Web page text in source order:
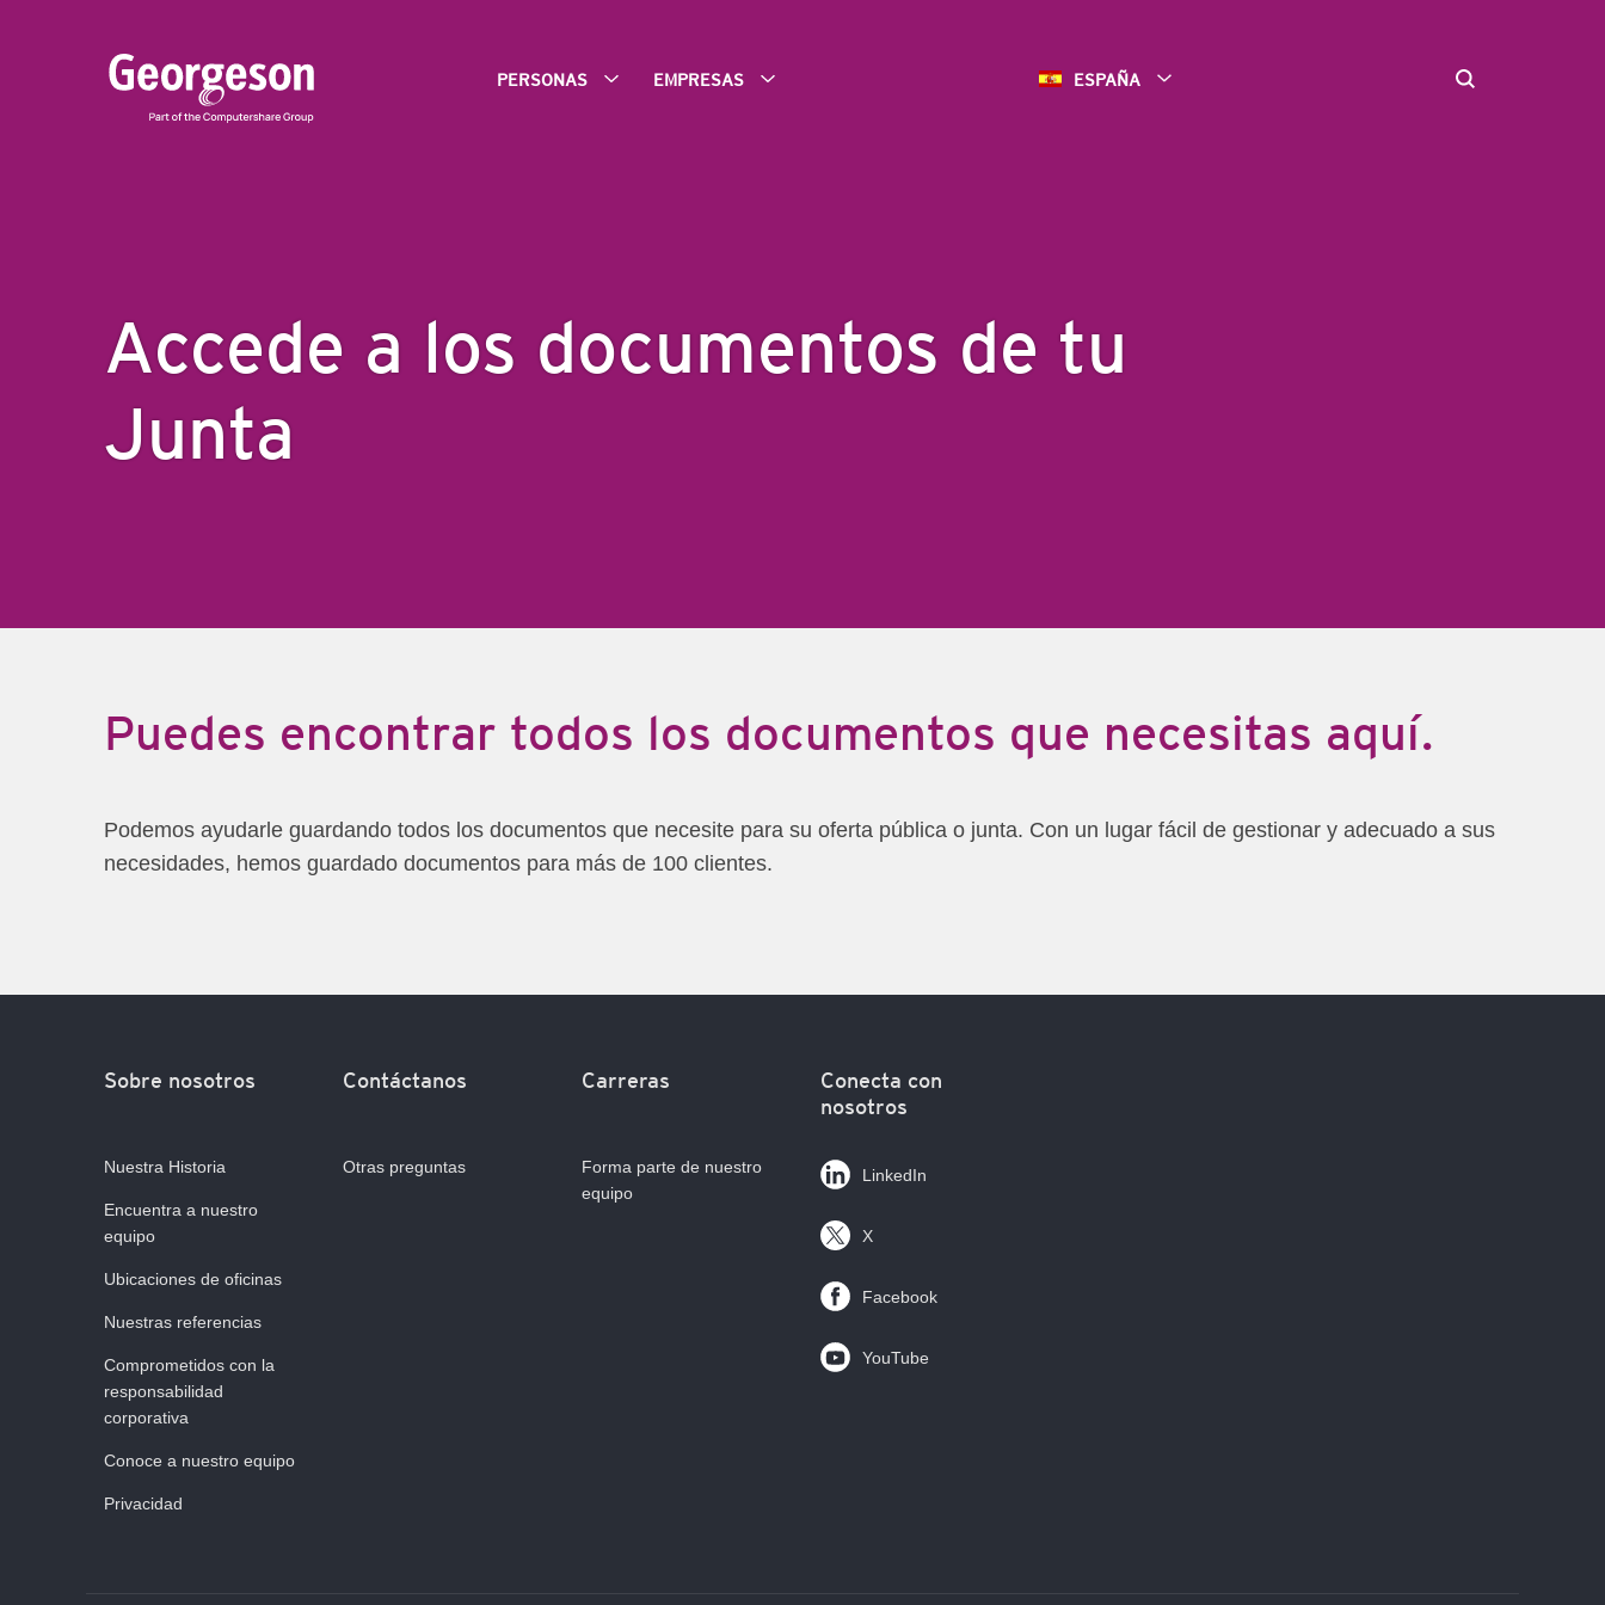
PERSONAS EMPRESAS ESPAÑA
Accede a los documentos de tu
Junta
Puedes encontrar todos los documentos que necesitas aquí.
Podemos ayudarle guardando todos los documentos que necesite para su oferta pública o junta. Con un lugar fácil de gestionar y adecuado a sus
necesidades, hemos guardado documentos para más de 100 clientes.
Sobre nosotros
Nuestra Historia
Encuentra a nuestro
equipo
Ubicaciones de oficinas
Nuestras referencias
Comprometidos con la
responsabilidad
corporativa
Conoce a nuestro equipo
Privacidad
Contáctanos
Otras preguntas
Carreras
Forma parte de nuestro
equipo
Conecta con
nosotros
LinkedIn
X
Facebook
YouTube